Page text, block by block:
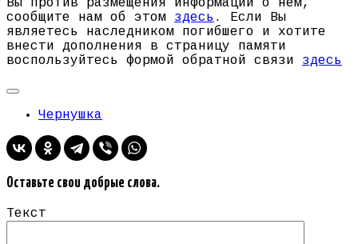
Вы против размещения информации о нем,
сообщите нам об этом здесь . Если Вы
являетесь наследником погибшего и хотите
внести дополнения в страницу памяти
воспользуйтесь формой обратной связи здесь
Чернушка
Оставьте свои добрые слова.
Текст